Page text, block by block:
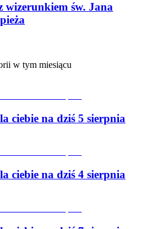
wizerunkiem św. Jana
w tym miesiącu
ciebie na dziś 5 sierpnia
ciebie na dziś 4 sierpnia